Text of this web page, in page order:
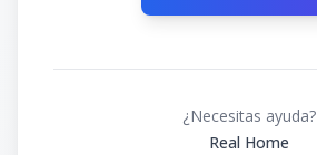
¿Necesitas ayuda?
Real Home